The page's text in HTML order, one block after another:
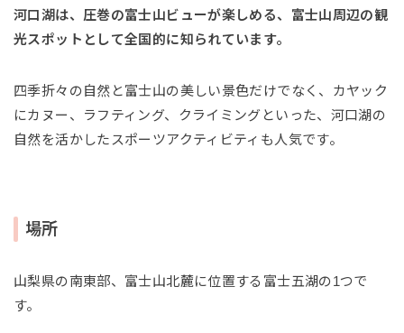
河口湖は、圧巻の富士山ビューが楽しめる、富士山周辺の観
光スポットとして全国的に知られています。
四季折々の自然と富士山の美しい景色だけでなく、カヤック
にカヌー、ラフティング、クライミングといった、河口湖の
自然を活かしたスポーツアクティビティも人気です。
場所
山梨県の南東部、富士山北麓に位置する富士五湖の1つで
す。